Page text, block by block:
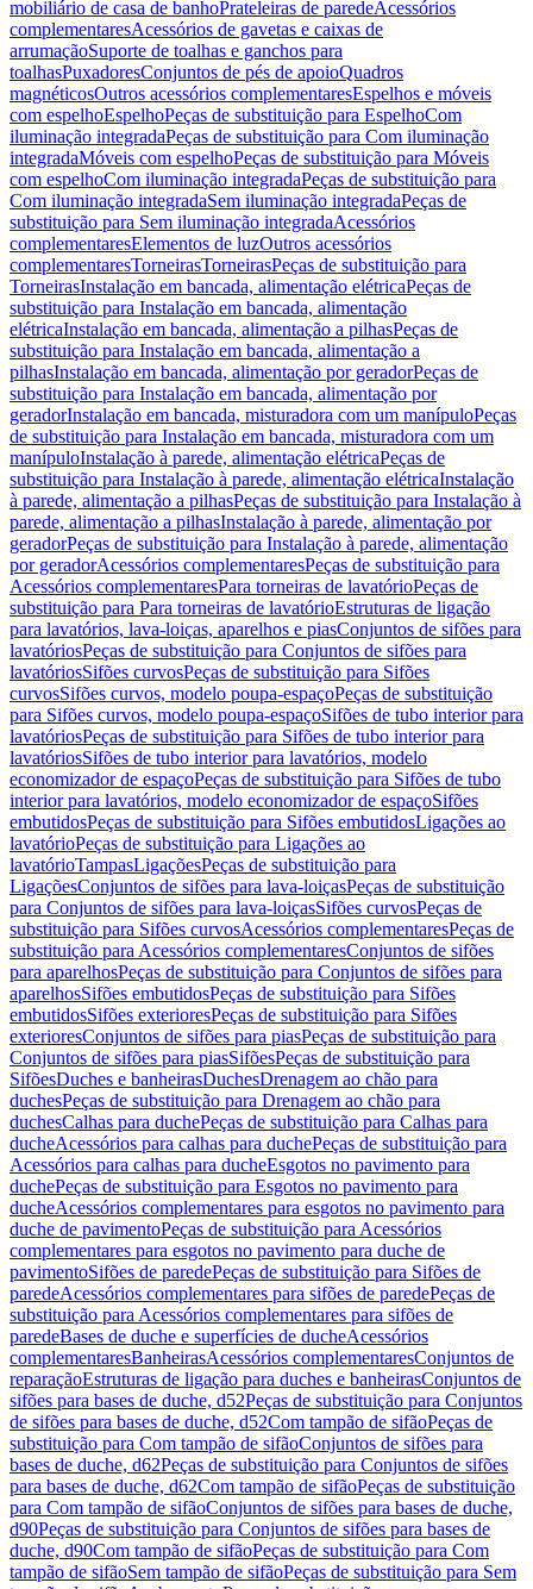
mobiliário de casa de banhoPrateleiras de paredeAcessórios
complementaresAcessórios de gavetas e caixas de
arrumaçãoSuporte de toalhas e ganchos para
toalhasPuxadoresConjuntos de pés de apoioQuadros
magnéticosOutros acessórios complementaresEspelhos e móveis
com espelhoEspelhoPeças de substituição para EspelhoCom
iluminação integradaPeças de substituição para Com iluminação
integradaMóveis com espelhoPeças de substituição para Móveis
com espelhoCom iluminação integradaPeças de substituição para
Com iluminação integradaSem iluminação integradaPeças de
substituição para Sem iluminação integradaAcessórios
complementaresElementos de luzOutros acessórios
complementaresTorneirasTorneirasPeças de substituição para
TorneirasInstalação em bancada, alimentação elétricaPeças de
substituição para Instalação em bancada, alimentação
elétricaInstalação em bancada, alimentação a pilhasPeças de
substituição para Instalação em bancada, alimentação a
pilhasInstalação em bancada, alimentação por geradorPeças de
substituição para Instalação em bancada, alimentação por
geradorInstalação em bancada, misturadora com um manípuloPeças
de substituição para Instalação em bancada, misturadora com um
manípuloInstalação à parede, alimentação elétricaPeças de
substituição para Instalação à parede, alimentação elétricaInstalação
à parede, alimentação a pilhasPeças de substituição para Instalação à
parede, alimentação a pilhasInstalação à parede, alimentação por
geradorPeças de substituição para Instalação à parede, alimentação
por geradorAcessórios complementaresPeças de substituição para
Acessórios complementaresPara torneiras de lavatórioPeças de
substituição para Para torneiras de lavatórioEstruturas de ligação
para lavatórios, lava-loiças, aparelhos e piasConjuntos de sifões para
lavatóriosPeças de substituição para Conjuntos de sifões para
lavatóriosSifões curvosPeças de substituição para Sifões
curvosSifões curvos, modelo poupa-espaçoPeças de substituição
para Sifões curvos, modelo poupa-espaçoSifões de tubo interior para
lavatóriosPeças de substituição para Sifões de tubo interior para
lavatóriosSifões de tubo interior para lavatórios, modelo
economizador de espaçoPeças de substituição para Sifões de tubo
interior para lavatórios, modelo economizador de espaçoSifões
embutidosPeças de substituição para Sifões embutidosLigações ao
lavatórioPeças de substituição para Ligações ao
lavatórioTampasLigaçõesPeças de substituição para
LigaçõesConjuntos de sifões para lava-loiçasPeças de substituição
para Conjuntos de sifões para lava-loiçasSifões curvosPeças de
substituição para Sifões curvosAcessórios complementaresPeças de
substituição para Acessórios complementaresConjuntos de sifões
para aparelhosPeças de substituição para Conjuntos de sifões para
aparelhosSifões embutidosPeças de substituição para Sifões
embutidosSifões exterioresPeças de substituição para Sifões
exterioresConjuntos de sifões para piasPeças de substituição para
Conjuntos de sifões para piasSifõesPeças de substituição para
SifõesDuches e banheirasDuchesDrenagem ao chão para
duchesPeças de substituição para Drenagem ao chão para
duchesCalhas para duchePeças de substituição para Calhas para
ducheAcessórios para calhas para duchePeças de substituição para
Acessórios para calhas para ducheEsgotos no pavimento para
duchePeças de substituição para Esgotos no pavimento para
ducheAcessórios complementares para esgotos no pavimento para
duche de pavimentoPeças de substituição para Acessórios
complementares para esgotos no pavimento para duche de
pavimentoSifões de paredePeças de substituição para Sifões de
paredeAcessórios complementares para sifões de paredePeças de
substituição para Acessórios complementares para sifões de
paredeBases de duche e superfícies de ducheAcessórios
complementaresBanheirasAcessórios complementaresConjuntos de
reparaçãoEstruturas de ligação para duches e banheirasConjuntos de
sifões para bases de duche, d52Peças de substituição para Conjuntos
de sifões para bases de duche, d52Com tampão de sifãoPeças de
substituição para Com tampão de sifãoConjuntos de sifões para
bases de duche, d62Peças de substituição para Conjuntos de sifões
para bases de duche, d62Com tampão de sifãoPeças de substituição
para Com tampão de sifãoConjuntos de sifões para bases de duche,
d90Peças de substituição para Conjuntos de sifões para bases de
duche, d90Com tampão de sifãoPeças de substituição para Com
tampão de sifãoSem tampão de sifãoPeças de substituição para Sem